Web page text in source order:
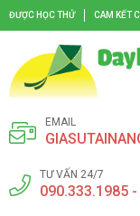
ĐƯỢC HỌC THỬ CAM KẾT
EMAIL
TƯ VẤN 24/7
090.333.1985